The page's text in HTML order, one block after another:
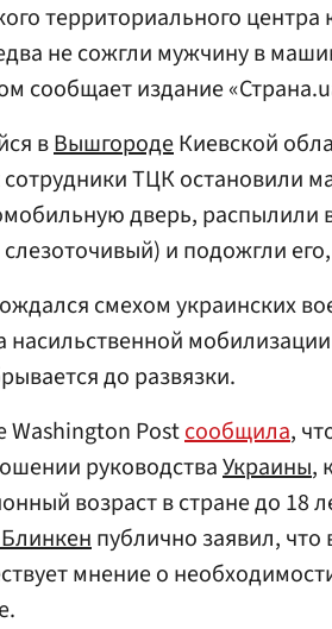
территориального
не сожгли мужчину в
сообщает издание
вВышгородеКиевской
ТЦК остановили
дверь, распылили
и подожгли
смехом украинских
насильственной
до развязки.
Washington Postсообщила,
руководстваУкраины,
возраст в стране до 18
публично заявил,
мнение о